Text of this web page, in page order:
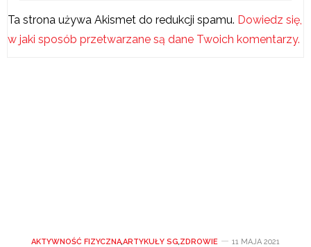
Ta strona używa Akismet do redukcji spamu. Dowiedz się,
w jaki sposób przetwarzane są dane Twoich komentarzy.
AKTYWNOŚĆ FIZYCZNA,ARTYKUŁY SG,ZDROWIE 11 MAJA 2021